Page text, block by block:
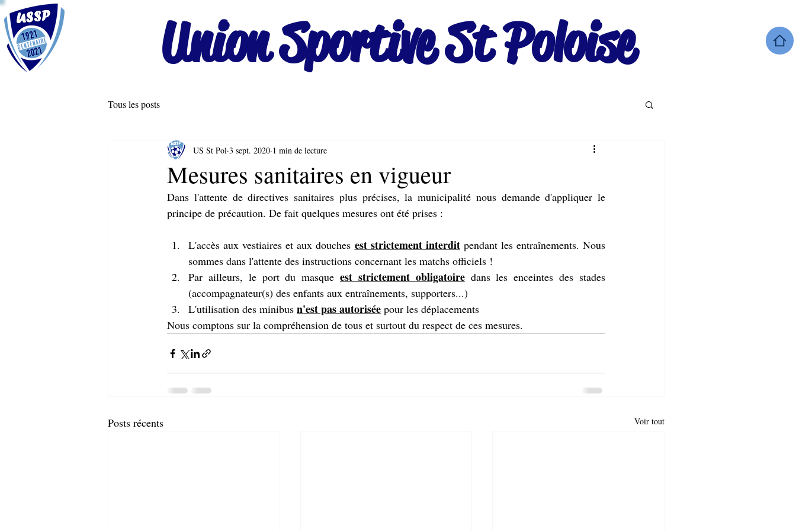
Union Sportive St Poloise
Tous les posts
Mesures sanitaires en vigueur
US St Pol 3 sept. 2020 1 min de lecture
Dans l'attente de directives sanitaires plus précises, la municipalité nous demande d'appliquer le
principe de précaution. De fait quelques mesures ont été prises :
L'accès aux vestiaires et aux douches est strictement interdit pendant les entraînements. Nous
sommes dans l'attente des instructions concernant les matchs officiels !
Par ailleurs, le port du masque est strictement obligatoire dans les enceintes des stades
(accompagnateur(s) des enfants aux entraînements, supporters...)
L'utilisation des minibus n'est pas autorisée pour les déplacements
Nous comptons sur la compréhension de tous et surtout du respect de ces mesures.
Posts récents Voir tout